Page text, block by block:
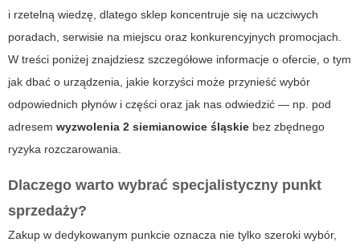
i rzetelną wiedzę, dlatego sklep koncentruje się na uczciwych
poradach, serwisie na miejscu oraz konkurencyjnych promocjach.
W treści poniżej znajdziesz szczegółowe informacje o ofercie, o tym
jak dbać o urządzenia, jakie korzyści może przynieść wybór
odpowiednich płynów i części oraz jak nas odwiedzić — np. pod
adresem wyzwolenia 2 siemianowice śląskie bez zbędnego
ryzyka rozczarowania.
Dlaczego warto wybrać specjalistyczny punkt
sprzedaży?
Zakup w dedykowanym punkcie oznacza nie tylko szeroki wybór,